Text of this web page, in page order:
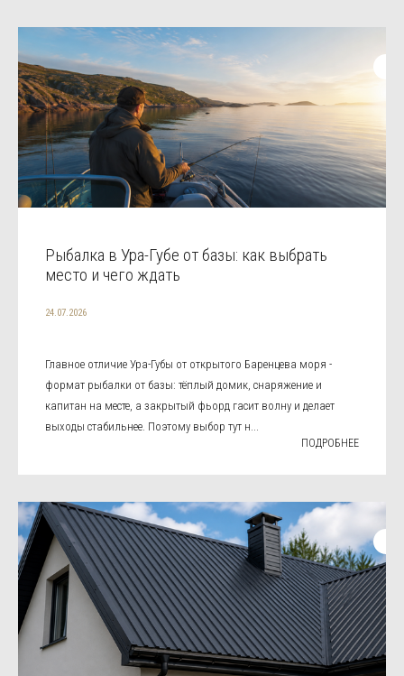
Рыбалка в Ура-Губе от базы: как выбрать
место и чего ждать
24.07.2026
Главное отличие Ура-Губы от открытого Баренцева моря -
формат рыбалки от базы: тёплый домик, снаряжение и
капитан на месте, а закрытый фьорд гасит волну и делает
выходы стабильнее. Поэтому выбор тут н...
ПОДРОБНЕЕ